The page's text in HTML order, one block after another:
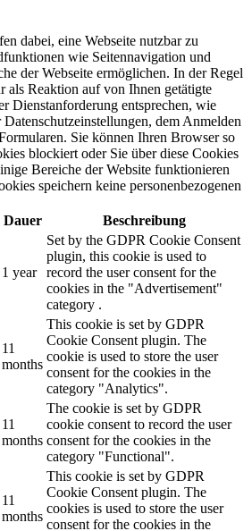
dabei, eine Webseite nutzbar zu
wie Seitennavigation und
der Webseite ermöglichen. In der Regel
als Reaktion auf von Ihnen getätigte
Dienstanforderung entsprechen, wie
dem Anmelden
Sie können Ihren Browser so
blockiert oder Sie über diese Cookies
Bereiche der Website funktionieren
speichern keine personenbezogenen
Dauer Beschreibung
1 year
Set by the GDPR Cookie Consent
plugin, this cookie is used to
record the user consent for the
cookies in the "Advertisement"
category .
11
months
This cookie is set by GDPR
Cookie Consent plugin. The
cookie is used to store the user
consent for the cookies in the
category "Analytics".
11
months
The cookie is set by GDPR
cookie consent to record the user
consent for the cookies in the
category "Functional".
11
months
This cookie is set by GDPR
Cookie Consent plugin. The
cookies is used to store the user
consent for the cookies in the